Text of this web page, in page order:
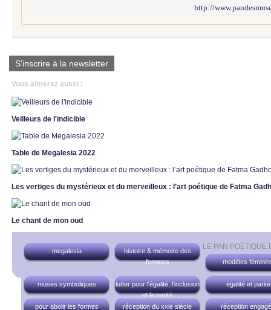
http://
S'inscrire à la newsletter
Vous aimerez aussi :
Veilleurs de l'indicible
Table de Megalesia 2022
Les vertiges du mystérieux et du merveilleux : l’art poétique de Fatma
Le chant de mon oud
LE PAN POÉTIQUE
megalesia
histoire & mémoire des
femmes
modèles
muses symboliques
lutter pour l'égalité, l'inclusion
et la parité
égalité et parité
pour abolir les formes
réception du xxie siècle réception